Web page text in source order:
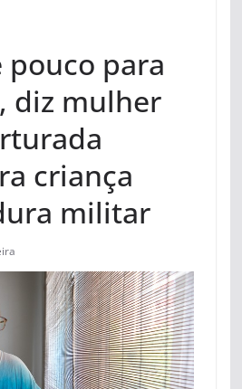
pouco para
diz mulher
criança
militar